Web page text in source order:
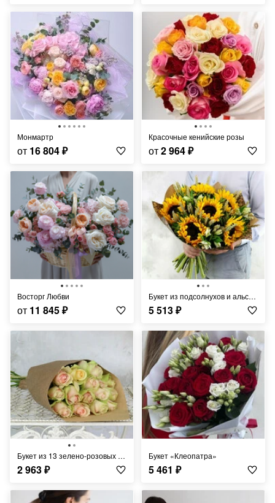
Монмартр
от 16 804₽
Красочные кенийские розы
от2 964₽
Восторг Любви
от 11 845₽
Букет из подсолнухов и альстромерий с листьями фисташки
5 513₽
Букет из 13 зелено-розовых роз в крафте Кения 40 см.
2 963₽
Букет «Клеопатра»
5 461 ₽